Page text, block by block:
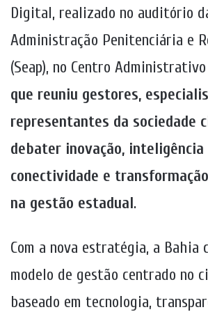
Digital, realizado no auditório
Administração Penitenciária e
(Seap), no Centro Administrativo
que reuniu gestores,
representantes da sociedade
debater inovação,
conectividade e
na gestão estadual.
Com a nova estratégia, a Bahia
modelo de gestão centrado no
baseado em tecnologia,